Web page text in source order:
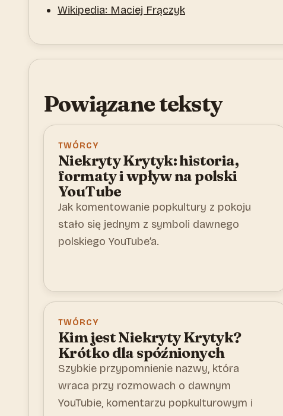
Wikipedia: Maciej Frączyk
Powiązane teksty
TWÓRCY
Niekryty Krytyk: historia,
formaty i wpływ na polski
YouTube
Jak komentowanie popkultury z pokoju
stało się jednym z symboli dawnego
polskiego YouTube’a.
TWÓRCY
Kim jest Niekryty Krytyk?
Krótko dla spóźnionych
Szybkie przypomnienie nazwy, która
wraca przy rozmowach o dawnym
YouTubie, komentarzu popkulturowym i